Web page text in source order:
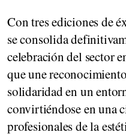
Con tres ediciones de
se consolida
celebración del sector
que une
solidaridad en un
convirtiéndose en una
profesionales de la